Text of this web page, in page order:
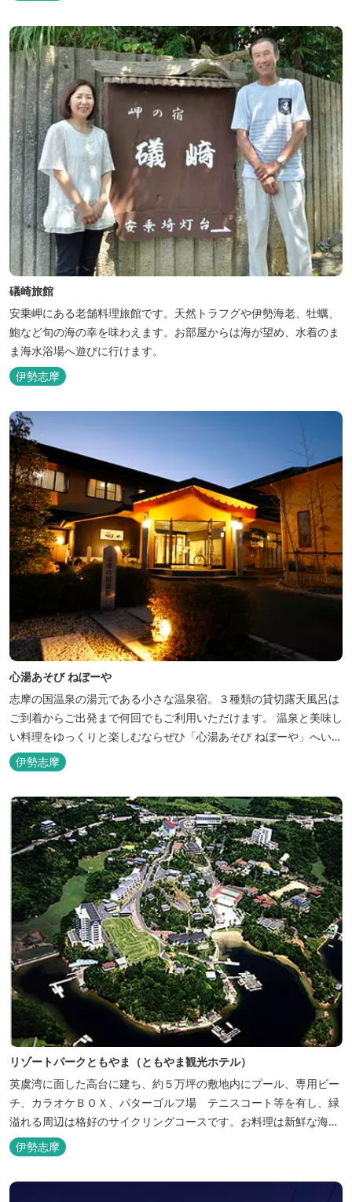
礒崎旅館
安乗岬にある老舗料理旅館です。天然トラフグや伊勢海老、牡蠣、
鮑など旬の海の幸を味わえます。お部屋からは海が望め、水着のま
ま海水浴場へ遊びに行けます。
伊勢志摩
心湯あそび ねぼーや
志摩の国温泉の湯元である小さな温泉宿。３種類の貸切露天風呂は
ご到着からご出発まで何回でもご利用いただけます。 温泉と美味し
い料理をゆっくりと楽しむならぜひ「心湯あそび ねぼーや」へいら
っしゃいませんか？
伊勢志摩
リゾートパークともやま（ともやま観光ホテル）
英虞湾に面した高台に建ち、約５万坪の敷地内にプール、専用ビー
チ、カラオケＢＯＸ、パターゴルフ場 テニスコート等を有し、緑
溢れる周辺は格好のサイクリングコースです。お料理は新鮮な海の
幸をふんだんに使用する荒磯焼、活造会席、伊勢海老残酷鍋会席、
松茸料理（秋）等グルメ志向の方に好評です。夏には野外バーベキ
ューも毎晩行ないます。
伊勢志摩